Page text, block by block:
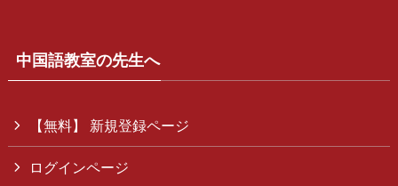
中国語教室の先生へ
【無料】 新規登録ページ
ログインページ